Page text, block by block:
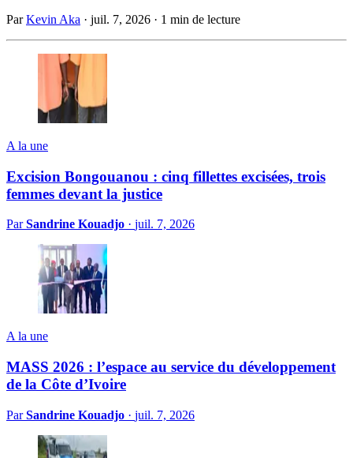
ParKevin Aka · juil. 7, 2026 · 1 min de lecture
A la une
Excision Bongouanou : cinq fillettes excisées, trois
femmes devant la justice
ParSandrine Kouadjo · juil. 7, 2026
A la une
MASS 2026 : l’espace au service du développement
de la Côte d’Ivoire
ParSandrine Kouadjo · juil. 7, 2026